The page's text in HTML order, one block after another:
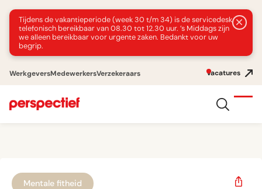
Tijdens de vakantieperiode (week 30 t/m 34) is de servicedesk
telefonisch bereikbaar van 08.30 tot 12.30 uur. ’s Middags zijn
we alleen bereikbaar voor urgente zaken. Bedankt voor uw
begrip.
WerkgeversMedewerkersVerzekeraars Vacatures
Mentale fitheid